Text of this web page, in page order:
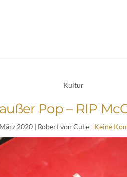
Kultur
Pop – RIP
2020 | Robert von Cube Keine